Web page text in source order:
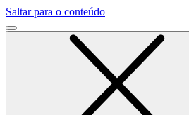
Saltar para o conteúdo